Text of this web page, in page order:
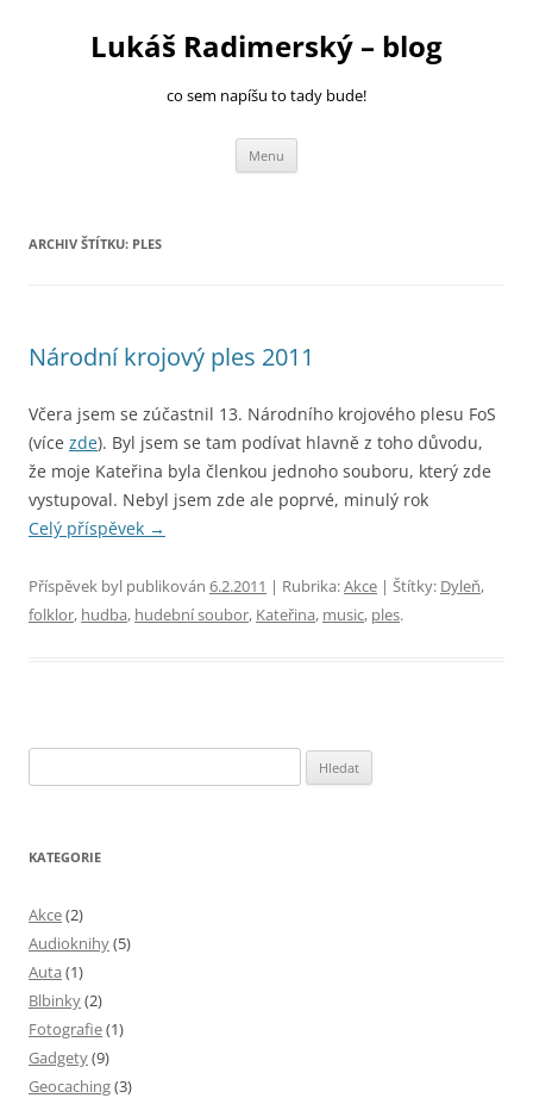
Lukáš Radimerský – blog
co sem napíšu to tady bude!
Menu
ARCHIV ŠTÍTKU: PLES
Národní krojový ples 2011
Včera jsem se zúčastnil 13. Národního krojového plesu FoS
(více zde). Byl jsem se tam podívat hlavně z toho důvodu,
že moje Kateřina byla členkou jednoho souboru, který zde
vystupoval. Nebyl jsem zde ale poprvé, minulý rok
Celý příspěvek →
Příspěvek byl publikován 6.2.2011 | Rubrika:Akce | Štítky: Dyleň,
folklor, hudba, hudební soubor, Kateřina, music, ples.
KATEGORIE
Akce(2)
Audioknihy(5)
Auta (1)
Blbinky(2)
Fotografie(1)
Gadgety(9)
Geocaching(3)